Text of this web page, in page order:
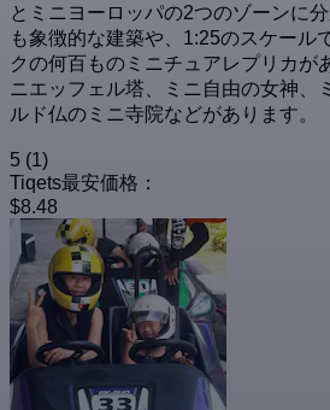
とミニヨーロッパの2つのゾーンに
も象徴的な建築や、1:25のスケール
クの何百ものミニチュアレプリカが
ニエッフェル塔、ミニ自由の女神、
ルド仏のミニ寺院などがあります。
5 (1)
Tiqets最安価格：
$8.48